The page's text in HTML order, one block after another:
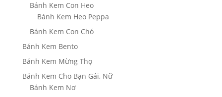
Bánh Kem Con Heo
Bánh Kem Heo Peppa
Bánh Kem Con Chó
Bánh Kem Bento
Bánh Kem Mừng Thọ
Bánh Kem Cho Bạn Gái, Nữ
Bánh Kem Nơ